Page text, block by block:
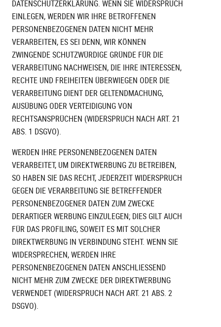
DATENSCHUTZERKLÄRUNG. WENN SIE WIDERSPRUCH
EINLEGEN, WERDEN WIR IHRE BETROFFENEN
PERSONENBEZOGENEN DATEN NICHT MEHR
VERARBEITEN, ES SEI DENN, WIR KÖNNEN
ZWINGENDE SCHUTZWÜRDIGE GRÜNDE FÜR DIE
VERARBEITUNG NACHWEISEN, DIE IHRE INTERESSEN,
RECHTE UND FREIHEITEN ÜBERWIEGEN ODER DIE
VERARBEITUNG DIENT DER GELTENDMACHUNG,
AUSÜBUNG ODER VERTEIDIGUNG VON
RECHTSANSPRÜCHEN (WIDERSPRUCH NACH ART. 21
ABS. 1 DSGVO).
WERDEN IHRE PERSONENBEZOGENEN DATEN
VERARBEITET, UM DIREKTWERBUNG ZU BETREIBEN,
SO HABEN SIE DAS RECHT, JEDERZEIT WIDERSPRUCH
GEGEN DIE VERARBEITUNG SIE BETREFFENDER
PERSONENBEZOGENER DATEN ZUM ZWECKE
DERARTIGER WERBUNG EINZULEGEN; DIES GILT AUCH
FÜR DAS PROFILING, SOWEIT ES MIT SOLCHER
DIREKTWERBUNG IN VERBINDUNG STEHT. WENN SIE
WIDERSPRECHEN, WERDEN IHRE
PERSONENBEZOGENEN DATEN ANSCHLIESSEND
NICHT MEHR ZUM ZWECKE DER DIREKTWERBUNG
VERWENDET (WIDERSPRUCH NACH ART. 21 ABS. 2
DSGVO).